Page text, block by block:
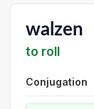
walzen
to roll
Conjugation